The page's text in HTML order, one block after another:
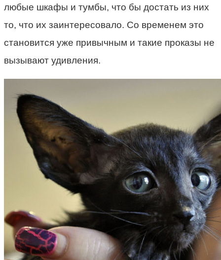
любые шкафы и тумбы, что бы достать из них
то, что их заинтересовало. Со временем это
становится уже привычным и такие проказы не
вызывают удивления.